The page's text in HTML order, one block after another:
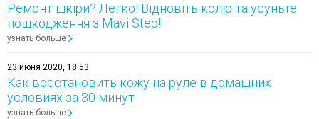
Ремонт шкіри? Легко! Відновіть колір та усуньте
пошкодження з Mavi Step!
узнать больше
23 июня 2020, 18:53
Как восстановить кожу на руле в домашних
условиях за 30 минут
узнать больше